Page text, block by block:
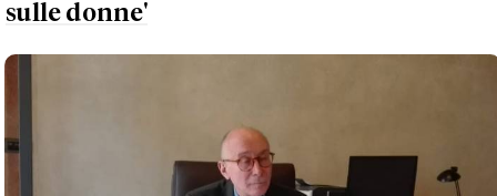
sulle donne'